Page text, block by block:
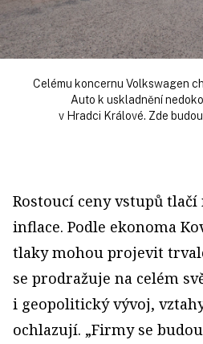
Celému koncernu Volkswagen
Auto k uskladnění
v Hradci Králové. Zde
Rostoucí ceny vstupů
inflace. Podle ekonoma
tlaky mohou projevit
se prodražuje na celém
i geopolitický vývoj,
ochlazují. „Firmy se